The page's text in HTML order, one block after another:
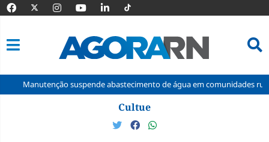
Manutenção suspende abastecimento de água em comunidades rurais
Cultue